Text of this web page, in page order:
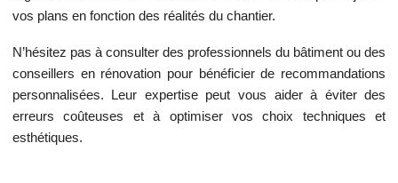
vos plans en fonction des réalités du chantier.
N’hésitez pas à consulter des professionnels du bâtiment ou des
conseillers en rénovation pour bénéficier de recommandations
personnalisées. Leur expertise peut vous aider à éviter des
erreurs coûteuses et à optimiser vos choix techniques et
esthétiques.